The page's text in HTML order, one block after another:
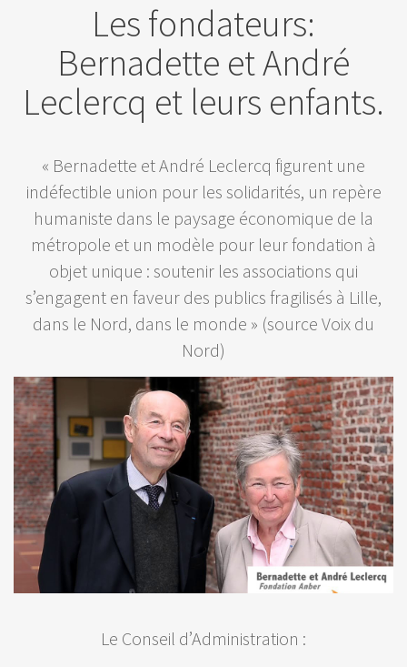
Les fondateurs:
Bernadette et André
Leclercq et leurs enfants.
« Bernadette et André Leclercq figurent une
indéfectible union pour les solidarités, un repère
humaniste dans le paysage économique de la
métropole et un modèle pour leur fondation à
objet unique : soutenir les associations qui
s’engagent en faveur des publics fragilisés à Lille,
dans le Nord, dans le monde » (source Voix du
Nord)
Le Conseil d’Administration :